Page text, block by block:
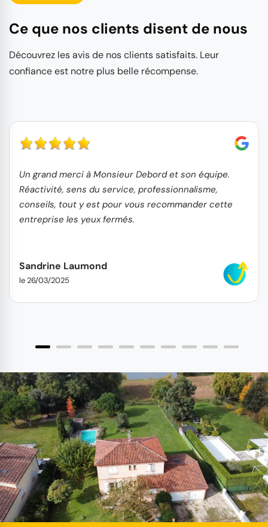
Ce que nos clients disent de nous
Découvrez les avis de nos clients satisfaits. Leur
confiance est notre plus belle récompense.
Un grand merci à Monsieur Debord et son équipe.
Réactivité, sens du service, professionnalisme,
conseils, tout y est pour vous recommander cette
entreprise les yeux fermés.
Sandrine Laumond
le 26/03/2025